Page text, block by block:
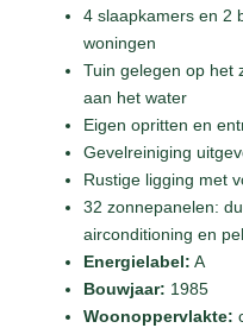
4 slaapkamers en 2
woningen
Tuin gelegen op het
aan het water
Eigen opritten en
Gevelreiniging
Rustige ligging met
32 zonnepanelen:
airconditioning en
Energielabel: A
Bouwjaar: 1985
Woonoppervlakte: